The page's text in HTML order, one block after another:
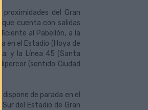
proximidades del Gran
que cuenta con salidas
al Pabellón, a la
en el Estadio (Hoya de
y la Línea 45 (Santa
(sentido Ciudad
de parada en el
del Estadio de Gran